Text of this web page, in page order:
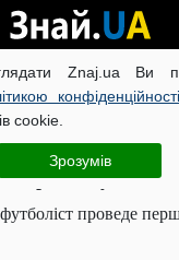
Znaj.ua Ви
конфіденційності
cookie.
Зрозумів
УКРАЇНИ
в розташуванні
проведе